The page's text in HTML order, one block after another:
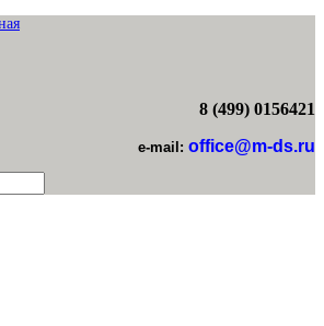
8 (499) 0156421
e-mail: office@m-ds.ru